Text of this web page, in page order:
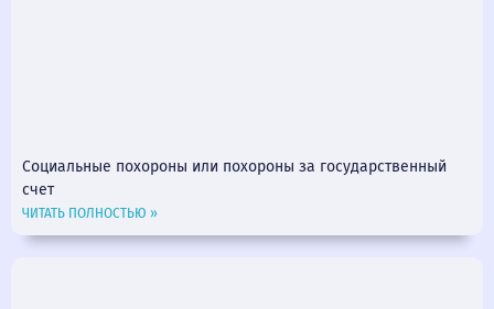
Социальные похороны или похороны за государственный
счет
ЧИТАТЬ ПОЛНОСТЬЮ »